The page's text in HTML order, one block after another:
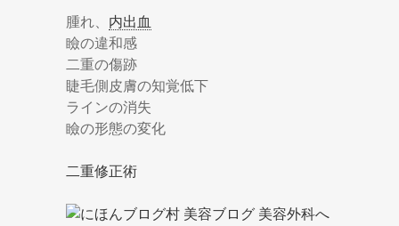
腫れ、 内出血
瞼の違和感
二重の傷跡
睫毛側皮膚の知覚低下
ラインの消失
瞼の形態の変化
二重修正術